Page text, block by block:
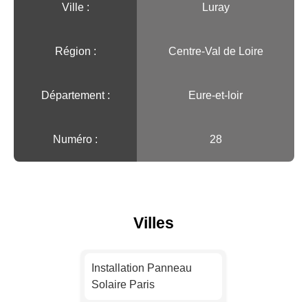
Ville :️ Luray
Région :️ Centre-Val de Loire
Département : Eure-et-loir
Numéro : 28
Villes
Installation Panneau
Solaire Paris